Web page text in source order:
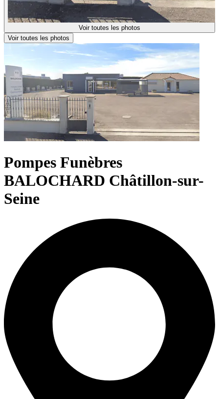
Voir toutes les photos
Voir toutes les photos
Pompes Funèbres
BALOCHARD Châtillon-sur-
Seine